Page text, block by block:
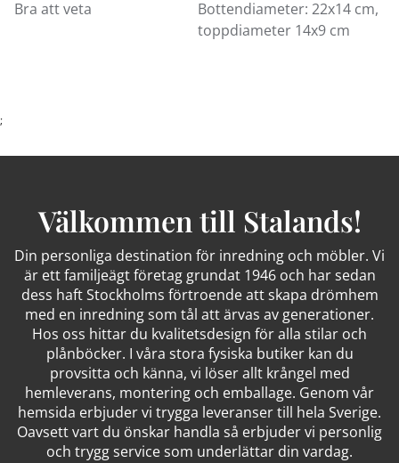
Bra att veta
Bottendiameter: 22x14 cm,
toppdiameter 14x9 cm
;
Välkommen till Stalands!
Din personliga destination för inredning och möbler. Vi
är ett familjeägt företag grundat 1946 och har sedan
dess haft Stockholms förtroende att skapa drömhem
med en inredning som tål att ärvas av generationer.
Hos oss hittar du kvalitetsdesign för alla stilar och
plånböcker. I våra stora fysiska butiker kan du
provsitta och känna, vi löser allt krångel med
hemleverans, montering och emballage. Genom vår
hemsida erbjuder vi trygga leveranser till hela Sverige.
Oavsett vart du önskar handla så erbjuder vi personlig
och trygg service som underlättar din vardag.